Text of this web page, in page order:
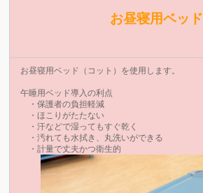
お昼寝用ベッド
お昼寝用ベッド（コット）を使用します。
午睡用ベッド導入の利点
・保護者の負担軽減
・ほこりがたたない
・汗などで湿ってもすぐ乾く
・汚れても水拭き、丸洗いができる
・計量で丈夫かつ衛生的